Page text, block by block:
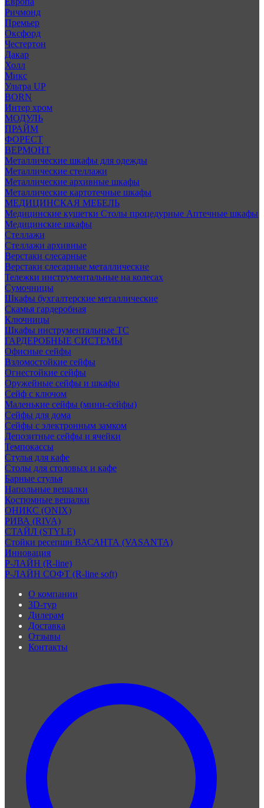
Ричмонд
Премьер
Оксфорд
Честертон
Дакар
Холл
Микс
Ультра UP
BORN
Интер хром
МОДУЛЬ
ПРАЙМ
ФОРЕСТ
ВЕРМОНТ
Металлические шкафы для одежды
Металлические стеллажи
Металлические архивные шкафы
Металлические картотечные шкафы
МЕДИЦИНСКАЯ МЕБЕЛЬ
Медицинские кушетки Столы процедурные Аптечные шкафы
Медицинские шкафы
Стеллажи
Стеллажи архивные
Верстаки слесарные
Верстаки слесарные металлические
Тележки инструментальные на колесах
Сумочницы
Шкафы бухгалтерские металлические
Скамья гардеробная
Ключницы
Шкафы инструментальные ТС
ГАРДЕРОБНЫЕ СИСТЕМЫ
Офисные сейфы
Взломостойкие сейфы
Огнестойкие сейфы
Оружейные сейфы и шкафы
Сейф с ключом
Маленькие сейфы (мини-сейфы)
Сейфы для дома
Сейфы с электронным замком
Депозитные сейфы и ячейки
Темпокассы
Стулья для кафе
Столы для столовых и кафе
Барные стулья
Напольные вешалки
Костюмные вешалки
ОНИКС (ONIX)
РИВА (RIVA)
СТАЙЛ (STYLE)
Стойки ресепшн ВАСАНТА (VASANTA)
Инновация
Р-ЛАЙН (R-line)
Р-ЛАЙН СОФТ (R-line soft)
О компании
3D-тур
Дилерам
Доставка
Отзывы
Контакты